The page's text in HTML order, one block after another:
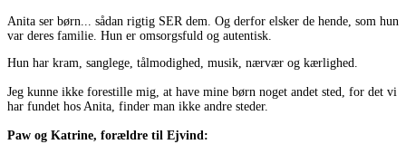
Anita ser børn... sådan rigtig SER dem. Og derfor elsker de hende, som hun
var deres familie. Hun er omsorgsfuld og autentisk.
Hun har kram, sanglege, tålmodighed, musik, nærvær og kærlighed.
Jeg kunne ikke forestille mig, at have mine børn noget andet sted, for det vi
har fundet hos Anita, finder man ikke andre steder.
Paw og Katrine, forældre til Ejvind: